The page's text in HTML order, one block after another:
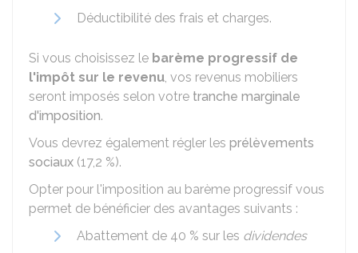
Déductibilité des frais et charges.
Si vous choisissez le barème progressif de
l'impôt sur le revenu, vos revenus mobiliers
seront imposés selon votre tranche marginale
d'imposition.
Vous devrez également régler les prélèvements
sociaux (17,2 %).
Opter pour l'imposition au barème progressif vous
permet de bénéficier des avantages suivants :
Abattement de 40 % sur les dividendes